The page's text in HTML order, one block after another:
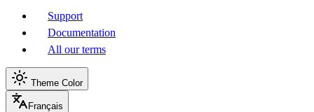
Support
Documentation
All our terms
Theme Color
Français